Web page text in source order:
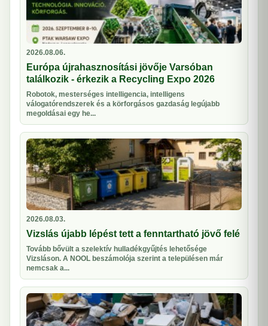
2026.08.06.
Európa újrahasznosítási jövője Varsóban
találkozik - érkezik a Recycling Expo 2026
Robotok, mesterséges intelligencia, intelligens
válogatórendszerek és a körforgásos gazdaság legújabb
megoldásai egy he...
2026.08.03.
Vizslás újabb lépést tett a fenntartható jövő felé
Tovább bővült a szelektív hulladékgyűjtés lehetősége
Vizsláson. A NOOL beszámolója szerint a településen már
nemcsak a...